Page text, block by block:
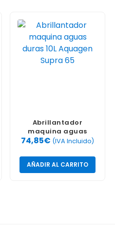
Abrillantador
maquina aguas
duras 10L Aquagen
74,85€ (IVA Incluido)
AÑADIR AL CARRITO